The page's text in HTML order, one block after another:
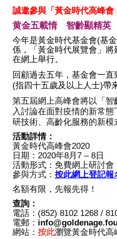
誠邀參與「黃金時代高峰會
黄金五載情 智齡顯精英
今年是黃金時代基金會(基
係，「黃金時代展覽會」將
在網上舉行。
回顧過去五年，基金會一
(指四十五歲及以上人士)帶
第五屆網上高峰會將以「
入討論在面對疫情的新常
研技術、高齡化服務的新模
活動詳情：
黃金時代高峰會2020
日期： 2020年8月 7 – 8 日
活動形式：免費網上研討會
參與方式： 按此網上登記報
名額有限，先報先得！
查詢：
電話： (852) 8102 1268 /
電郵：
網站： 按此瀏覽黃金時代高